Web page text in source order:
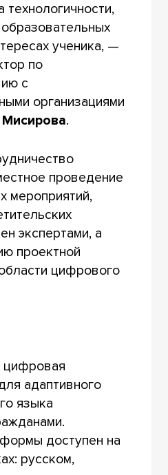
технологичности,
ученика, —
по
с
организациями
.
проведение
мероприятий,
экспертами, а
проектной
цифрового
адаптивного
языка
доступен на
русском,